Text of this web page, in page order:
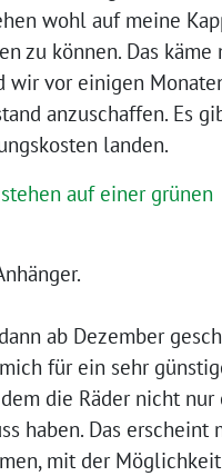
wohl auf meine
zu können. Das
wir vor einigen
anzuschaffen. Es
landen.
ab Dezember
für ein sehr
die Räder nicht
haben. Das erscheint
mit der